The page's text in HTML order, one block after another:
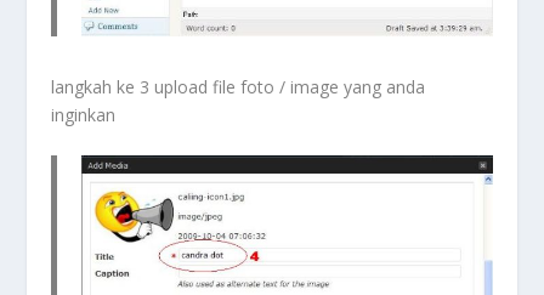
langkah ke 3 upload file foto / image yang anda
inginkan